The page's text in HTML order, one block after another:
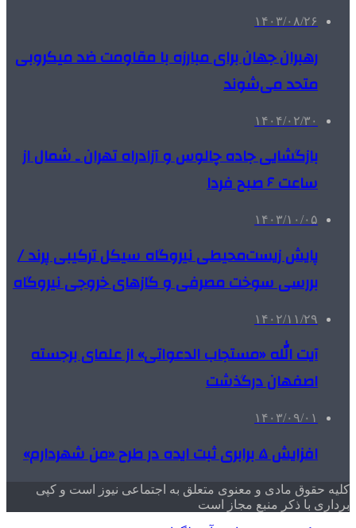
۱۴۰۳/۰۸/۲۶
رهبران جهان برای مبارزه با مقاومت ضد میکروبی
متحد می‌شوند
۱۴۰۴/۰۲/۳۰
بازگشایی جاده چالوس و آزادراه تهران ـ شمال از
ساعت ۶ صبح فردا
۱۴۰۳/۱۰/۰۵
پایش زیست‌محیطی نیروگاه سیکل ترکیبی پرند /
بررسی سوخت مصرفی و گازهای خروجی نیروگاه
۱۴۰۲/۱۱/۲۹
آیت الله «مستجاب الدعواتی» از علمای برجسته
اصفهان درگذشت
۱۴۰۳/۰۹/۰۱
افزایش ۵ برابری ثبت ایده در طرح «من شهردارم»
کلیه حقوق مادی و معنوی متعلق به اجتماعی نیوز است و کپی
برداری با ذکر منبع مجاز است